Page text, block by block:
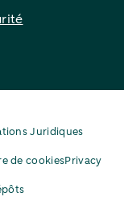
Juridiques
de cookiesPrivacy